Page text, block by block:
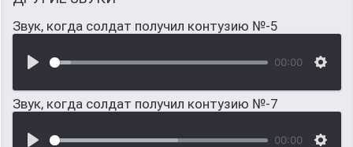
Звук, когда солдат получил контузию №-5
00:00
Звук, когда солдат получил контузию №-7
00:00